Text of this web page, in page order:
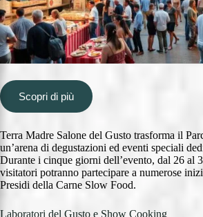
Scopri di più
Terra Madre Salone del Gusto trasforma il
un’arena di degustazioni ed eventi speciali
Durante i cinque giorni dell’evento, dal 26 al
visitatori potranno partecipare a numerose
Presidi della Carne Slow Food.
Laboratori del Gusto e Show Cooking